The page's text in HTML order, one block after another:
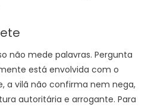
não mede palavras. Pergunta
está envolvida com o
a vilã não confirma nem nega,
autoritária e arrogante. Para